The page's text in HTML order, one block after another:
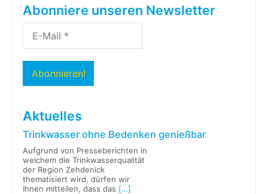
Abonniere unseren Newsletter
Aktuelles
Trinkwasser ohne Bedenken genießbar
Aufgrund von Presseberichten in
welchem die Trinkwasserqualität
der Region Zehdenick
thematisiert wird, dürfen wir
Ihnen mitteilen, dass das […]